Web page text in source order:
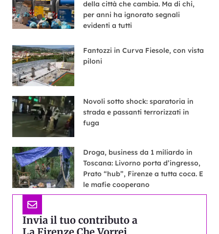
della città che cambia. Ma di chi,
per anni ha ignorato segnali
evidenti a tutti
Fantozzi in Curva Fiesole, con vista
piloni
Novoli sotto shock: sparatoria in
strada e passanti terrorizzati in
fuga
Droga, business da 1 miliardo in
Toscana: Livorno porta d’ingresso,
Prato “hub”, Firenze a tutta coca. E
le mafie cooperano
Invia il tuo contributo a